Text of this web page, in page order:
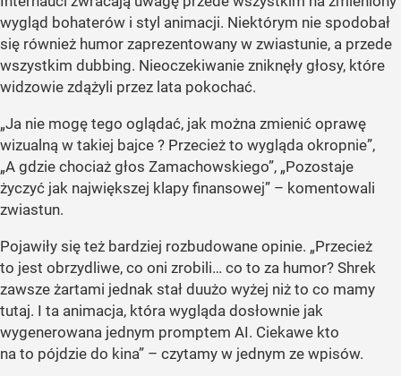
wygląd bohaterów i styl animacji. Niektórym nie spodobał
się również humor zaprezentowany w zwiastunie, a przede
wszystkim dubbing. Nieoczekiwanie zniknęły głosy, które
widzowie zdążyli przez lata pokochać.
„Ja nie mogę tego oglądać, jak można zmienić oprawę
wizualną w takiej bajce ? Przecież to wygląda okropnie”,
„A gdzie chociaż głos Zamachowskiego”, „Pozostaje
życzyć jak największej klapy finansowej” – komentowali
zwiastun.
Pojawiły się też bardziej rozbudowane opinie. „Przecież
to jest obrzydliwe, co oni zrobili… co to za humor? Shrek
zawsze żartami jednak stał duużo wyżej niż to co mamy
tutaj. I ta animacja, która wygląda dosłownie jak
wygenerowana jednym promptem AI. Ciekawe kto
na to pójdzie do kina” – czytamy w jednym ze wpisów.